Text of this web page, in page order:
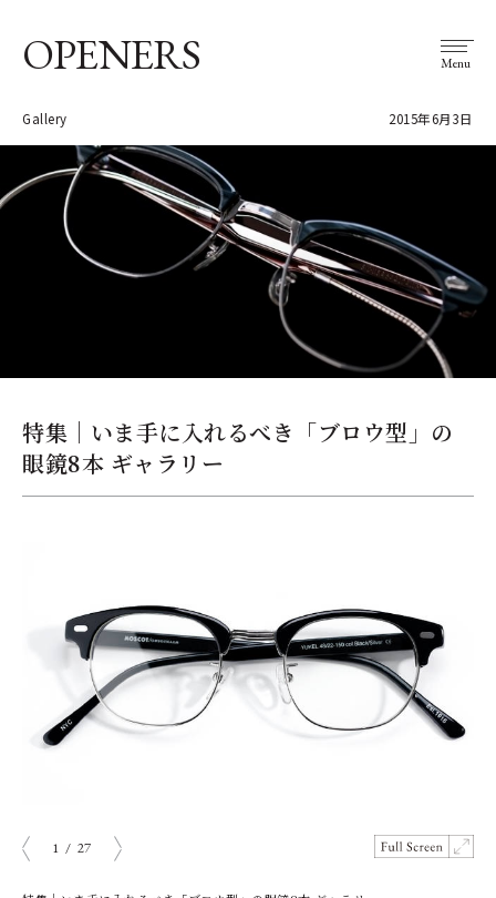
OPENERS Menu
Gallery 2015年6月3日
特集｜いま手に入れるべき「ブロウ型」の
眼鏡8本 ギャラリー
1 / 27